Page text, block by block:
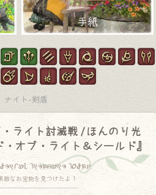
手紙
ナイト-剣盾
ライト討滅戦 / ほんのり光
オブ・ライト＆シールド』
treasure today.
敵なお宝物を見つけたよ！